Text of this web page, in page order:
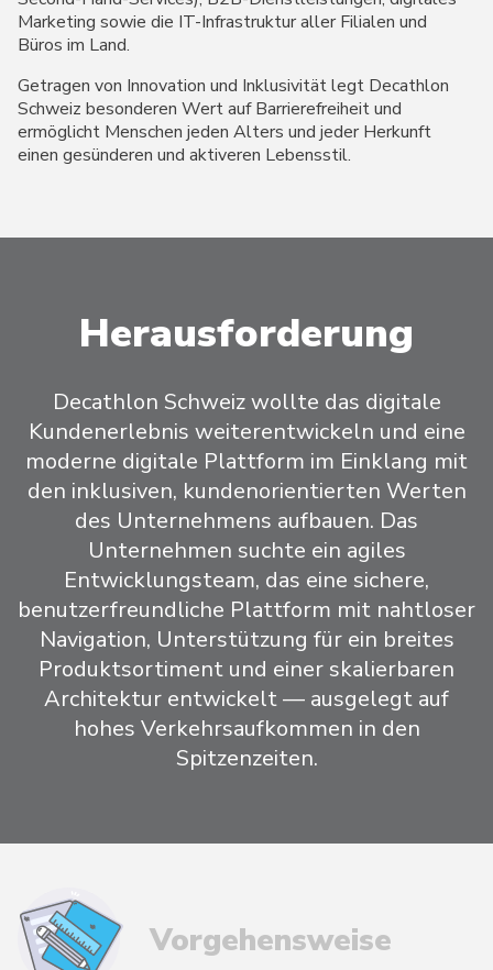
Marketing sowie die IT-Infrastruktur aller Filialen und
Büros im Land.
Getragen von Innovation und Inklusivität legt Decathlon
Schweiz besonderen Wert auf Barrierefreiheit und
ermöglicht Menschen jeden Alters und jeder Herkunft
einen gesünderen und aktiveren Lebensstil.
Herausforderung
Decathlon Schweiz wollte das digitale
Kundenerlebnis weiterentwickeln und eine
moderne digitale Plattform im Einklang mit
den inklusiven, kundenorientierten Werten
des Unternehmens aufbauen. Das
Unternehmen suchte ein agiles
Entwicklungsteam, das eine sichere,
benutzerfreundliche Plattform mit nahtloser
Navigation, Unterstützung für ein breites
Produktsortiment und einer skalierbaren
Architektur entwickelt — ausgelegt auf
hohes Verkehrsaufkommen in den
Spitzenzeiten.
Vorgehensweise